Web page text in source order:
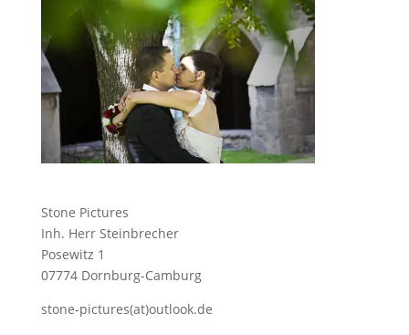
Stone Pictures
Inh. Herr Steinbrecher
Posewitz 1
07774 Dornburg-Camburg
stone-pictures(at)outlook.de